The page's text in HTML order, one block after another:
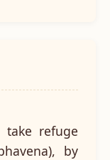
take refuge
by